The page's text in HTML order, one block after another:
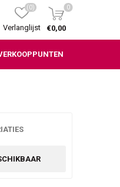
Verlanglijst
(0) 0
€0,00